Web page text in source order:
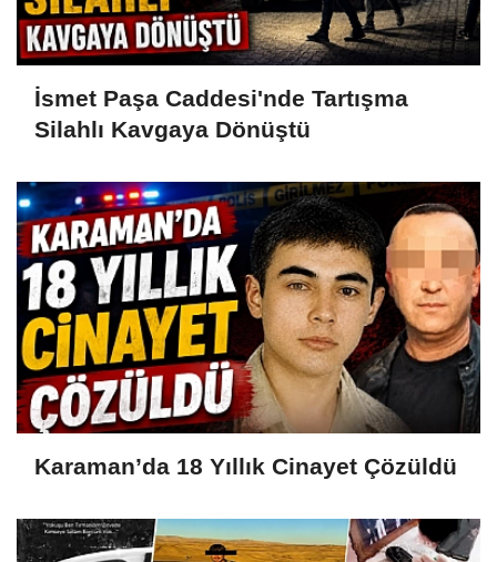
İsmet Paşa Caddesi'nde Tartışma
Silahlı Kavgaya Dönüştü
Karaman’da 18 Yıllık Cinayet Çözüldü